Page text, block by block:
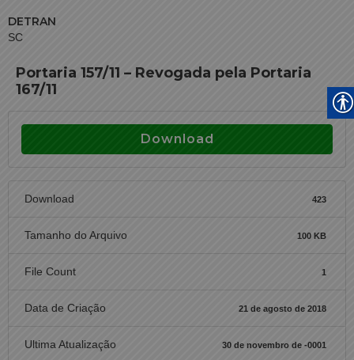
DETRAN
SC
Portaria 157/11 – Revogada pela Portaria
167/11
Download
Download 423
Tamanho do Arquivo 100 KB
File Count 1
Data de Criação 21 de agosto de 2018
Ultima Atualização 30 de novembro de -0001